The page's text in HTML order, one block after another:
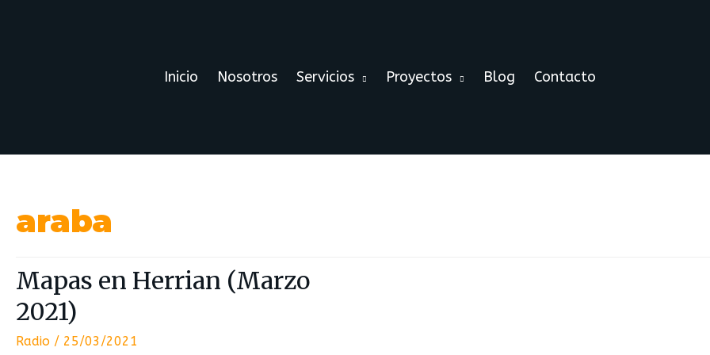
Inicio Nosotros Servicios Proyectos Blog Contacto
araba
Mapas en Herrian (Marzo
2021)
Radio / 25/03/2021